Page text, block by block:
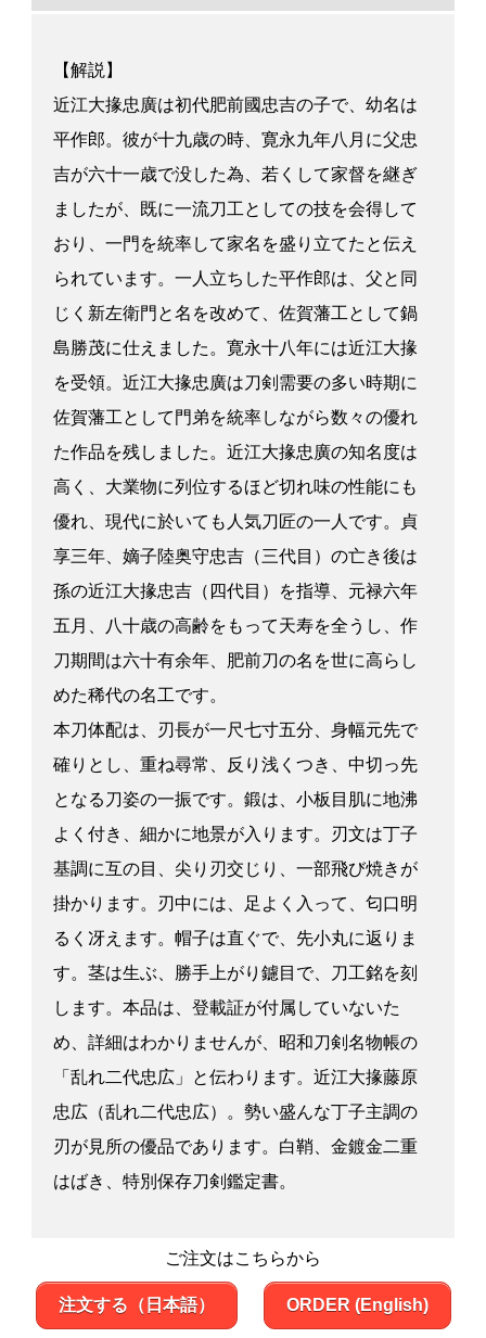
【解説】
近江大掾忠廣は初代肥前國忠吉の子で、幼名は
平作郎。彼が十九歳の時、寛永九年八月に父忠
吉が六十一歳で没した為、若くして家督を継ぎ
ましたが、既に一流刀工としての技を会得して
おり、一門を統率して家名を盛り立てたと伝え
られています。一人立ちした平作郎は、父と同
じく新左衛門と名を改めて、佐賀藩工として鍋
島勝茂に仕えました。寛永十八年には近江大掾
を受領。近江大掾忠廣は刀剣需要の多い時期に
佐賀藩工として門弟を統率しながら数々の優れ
た作品を残しました。近江大掾忠廣の知名度は
高く、大業物に列位するほど切れ味の性能にも
優れ、現代に於いても人気刀匠の一人です。貞
享三年、嫡子陸奥守忠吉（三代目）の亡き後は
孫の近江大掾忠吉（四代目）を指導、元禄六年
五月、八十歳の高齢をもって天寿を全うし、作
刀期間は六十有余年、肥前刀の名を世に高らし
めた稀代の名工です。
本刀体配は、刃長が一尺七寸五分、身幅元先で
確りとし、重ね尋常、反り浅くつき、中切っ先
となる刀姿の一振です。鍛は、小板目肌に地沸
よく付き、細かに地景が入ります。刃文は丁子
基調に互の目、尖り刃交じり、一部飛び焼きが
掛かります。刃中には、足よく入って、匂口明
るく冴えます。帽子は直ぐで、先小丸に返りま
す。茎は生ぶ、勝手上がり鑢目で、刀工銘を刻
します。本品は、登載証が付属していないた
め、詳細はわかりませんが、昭和刀剣名物帳の
「乱れ二代忠広」と伝わります。近江大掾藤原
忠広（乱れ二代忠広）。勢い盛んな丁子主調の
刃が見所の優品であります。白鞘、金鍍金二重
はばき、特別保存刀剣鑑定書。
ご注文はこちらから
注文する（日本語） ORDER (English)